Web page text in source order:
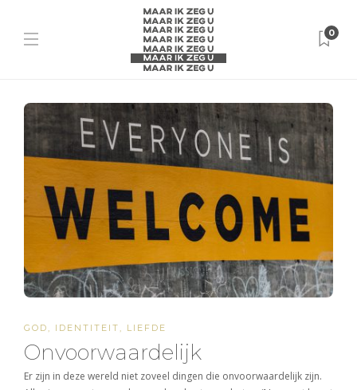
0
GOD, IDENTITEIT, LIEFDE
Onvoorwaardelijk
Er zijn in deze wereld niet zoveel dingen die onvoorwaardelijk zijn.